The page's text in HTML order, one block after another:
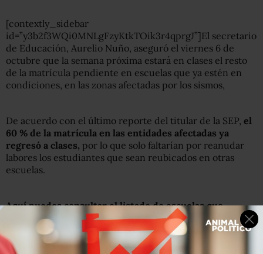
[contextly_sidebar
id=”y3b2f3WQi0MNLgFzyKtkTOik3r4qprgJ”]El secretario
de Educación, Aurelio Nuño, aseguró el viernes 6 de
octubre que la semana próxima estará en clases el resto
de la matrícula pendiente en escuelas que ya estén en
condiciones, en las zonas afectadas por los sismos,
De acuerdo con el último reporte del titular de la SEP, el
60 % de la matrícula en las entidades afectadas ya
regresó a clases, por lo que solo faltarían por reanudar
labores los estudiantes que sean reubicados en otras
escuelas.
Aquí puedes consultar el listado de escuelas que
reanudan clases en:
Ciudad de México